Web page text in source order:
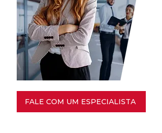
FALE COM UM ESPECIALISTA